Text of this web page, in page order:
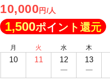
10,000 円/人
1,500ポイント還元
月
10
火
11
水
12
木
13